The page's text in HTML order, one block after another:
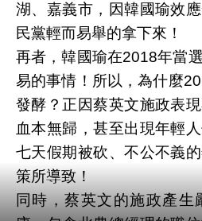
湖、嘉義市，因韓國瑜效
民黨輕而易舉的拿下來！
再者，韓國瑜在2018年當
易的事情！所以，為什麼
發酵？正因蔡英文施政表
血本無歸，甚至出現年輕
七天假期被砍、不公不義
策所導致！
同時，蔡英文的施政產生